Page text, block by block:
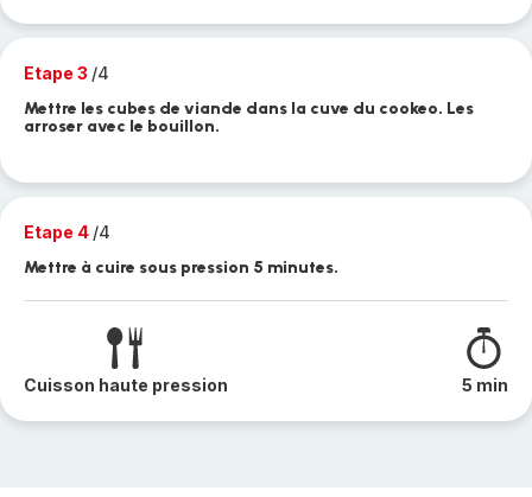
Etape 3 /4
Mettre les cubes de viande dans la cuve du cookeo. Les
arroser avec le bouillon.
Etape 4 /4
Mettre à cuire sous pression 5 minutes.
Cuisson haute pression 5 min